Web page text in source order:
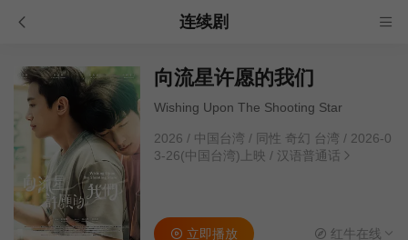
连续剧
向流星许愿的我们
Wishing Upon The Shooting Star
2026 / 中国台湾 / 同性 奇幻 台湾 / 2026-0
3-26(中国台湾)上映 / 汉语普通话
立即播放 红牛在线